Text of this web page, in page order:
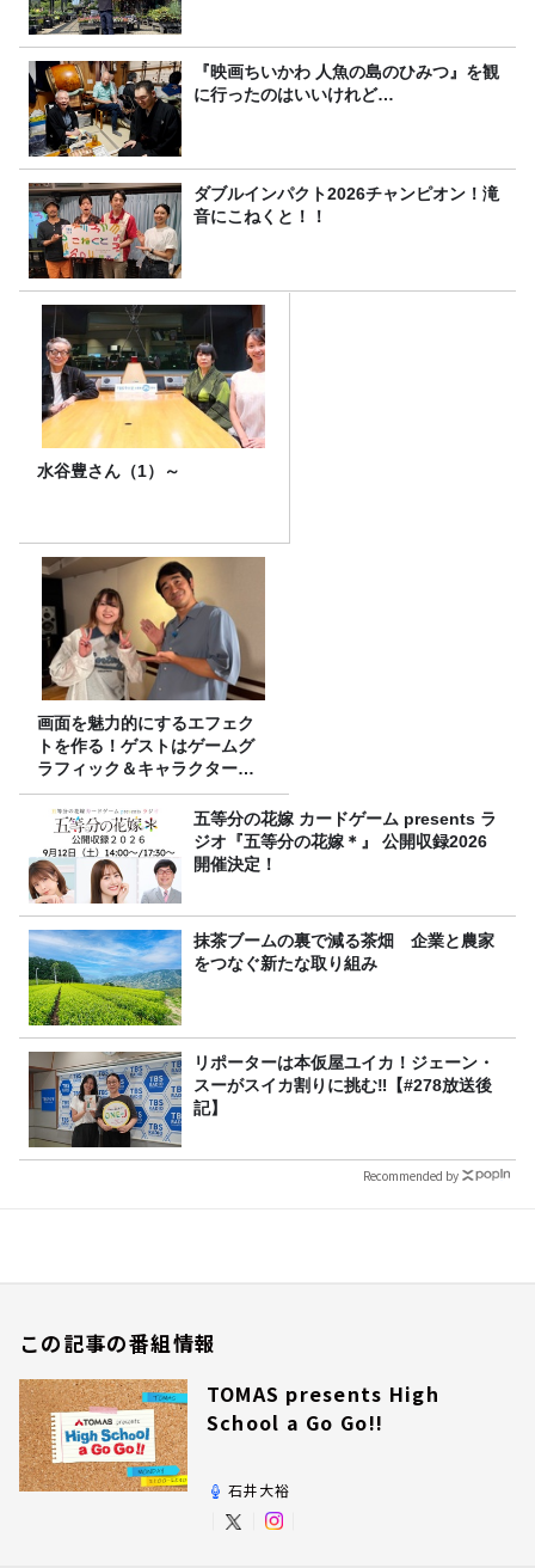
『映画ちいかわ 人魚の島のひみつ』を観
に行ったのはいいけれど…
ダブルインパクト2026チャンピオン！滝
音にこねくと！！
水谷豊さん（1）～
画面を魅力的にするエフェク
トを作る！ゲストはゲームグ
ラフィック＆キャラクター専
攻の遠藤里桜さん！
五等分の花嫁 カードゲーム presents ラ
ジオ『五等分の花嫁＊』 公開収録2026
開催決定！
抹茶ブームの裏で減る茶畑 企業と農家
をつなぐ新たな取り組み
リポーターは本仮屋ユイカ！ジェーン・
スーがスイカ割りに挑む‼【#278放送後
記】
Recommended by
この記事の番組情報
TOMAS presents High
School a Go Go!!
石井大裕